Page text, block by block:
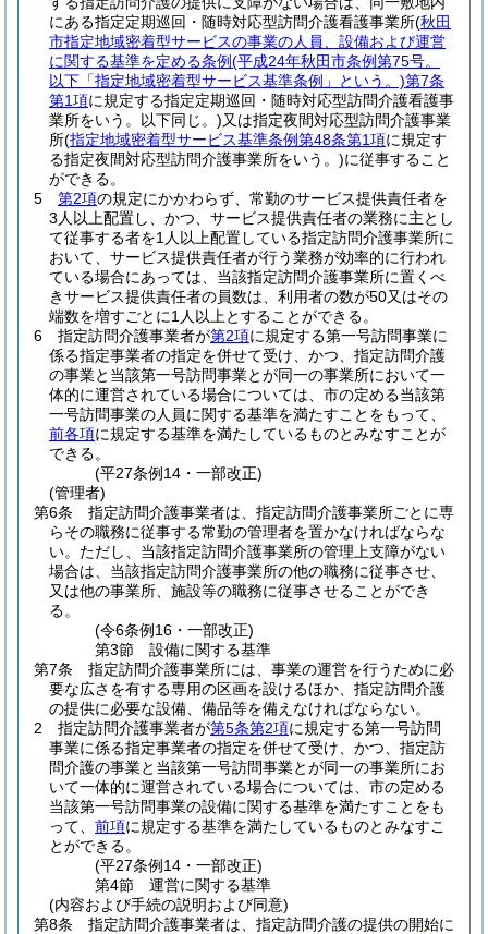
にある指定定期巡回・随時対応型訪問介護看護事業所(秋田
市指定地域密着型サービスの事業の人員、設備および運営
に関する基準を定める条例(平成24年秋田市条例第75号。
以下「指定地域密着型サービス基準条例」という。)第7条
第1項に規定する指定定期巡回・随時対応型訪問介護看護事
業所をいう。以下同じ。)又は指定夜間対応型訪問介護事業
所(指定地域密着型サービス基準条例第48条第1項に規定す
る指定夜間対応型訪問介護事業所をいう。)に従事すること
ができる。
5
第2項の規定にかかわらず、常勤のサービス提供責任者を
3人以上配置し、かつ、サービス提供責任者の業務に主とし
て従事する者を1人以上配置している指定訪問介護事業所に
おいて、サービス提供責任者が行う業務が効率的に行われ
ている場合にあっては、当該指定訪問介護事業所に置くべ
きサービス提供責任者の員数は、利用者の数が50又はその
端数を増すごとに1人以上とすることができる。
6
指定訪問介護事業者が第2項に規定する第一号訪問事業に
係る指定事業者の指定を併せて受け、かつ、指定訪問介護
の事業と当該第一号訪問事業とが同一の事業所において一
体的に運営されている場合については、市の定める当該第
一号訪問事業の人員に関する基準を満たすことをもって、
前各項に規定する基準を満たしているものとみなすことが
できる。
(平27条例14・一部改正)
(管理者)
第6条
指定訪問介護事業者は、指定訪問介護事業所ごとに専
らその職務に従事する常勤の管理者を置かなければならな
い。 ただし、当該指定訪問介護事業所の管理上支障がない
場合は、当該指定訪問介護事業所の他の職務に従事させ、
又は他の事業所、施設等の職務に従事させることができ
る。
(令6条例16・一部改正)
第3節
設備に関する基準
第7条
指定訪問介護事業所には、事業の運営を行うために必
要な広さを有する専用の区画を設けるほか、指定訪問介護
の提供に必要な設備、備品等を備えなければならない。
2
指定訪問介護事業者が第5条第2項に規定する第一号訪問
事業に係る指定事業者の指定を併せて受け、かつ、指定訪
問介護の事業と当該第一号訪問事業とが同一の事業所にお
いて一体的に運営されている場合については、市の定める
当該第一号訪問事業の設備に関する基準を満たすことをも
って、 前項に規定する基準を満たしているものとみなすこ
とができる。
(平27条例14・一部改正)
第4節
運営に関する基準
(内容および手続の説明および同意)
第8条
指定訪問介護事業者は、指定訪問介護の提供の開始に